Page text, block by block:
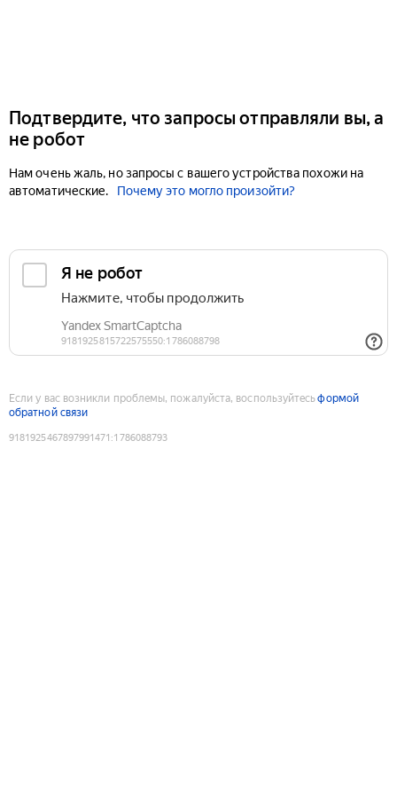
Подтвердите, что запросы отправляли вы, а
не робот
Нам очень жаль, но запросы с вашего устройства похожи на
автоматические.
Почему это могло произойти?
Если у вас возникли проблемы, пожалуйста, воспользуйтесьформой
обратной связи
9181925467897991471 :1786088793